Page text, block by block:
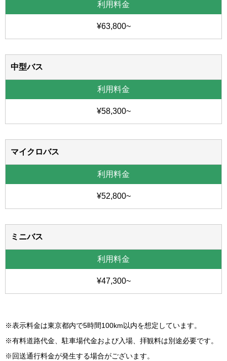
¥63,800~
中型バス
¥58,300~
マイクロバス
¥52,800~
ミニバス
¥47,300~
※表示料金は東京都内で5時間100km以内を想定しています。
※有料道路代金、駐車場代金および入場、拝観料は別途必要です。
※回送通行料金が発生する場合がございます。